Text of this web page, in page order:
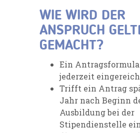
WIE WIRD DER
ANSPRUCH
GEMACHT?
Ein
jederzeit
Trifft ein Antrag
Jahr nach Beginn
Ausbildung bei der
Stipendienstelle